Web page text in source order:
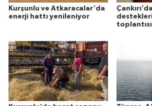
Kurşunlu ve Atkaracalar'da
enerji hattı yenileniyor
toplantısı